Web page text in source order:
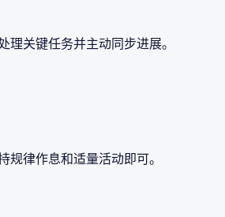
理关键任务并主动同步进展。
规律作息和适量活动即可。